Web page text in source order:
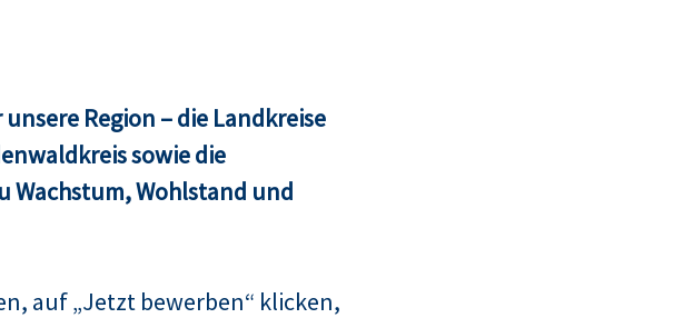
Region – die Landkreise
sowie die
Wachstum, Wohlstand und
auf „Jetzt bewerben“ klicken,